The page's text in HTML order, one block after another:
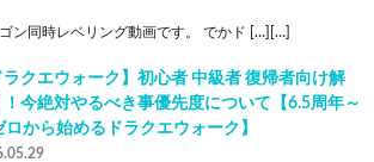
ゴン同時レベリング動画です。 でかド […][…]
ラクエウォーク】初心者 中級者 復帰者向け解
！今絶対やるべき事優先度について【6.5周年～
ロから始めるドラクエウォーク】